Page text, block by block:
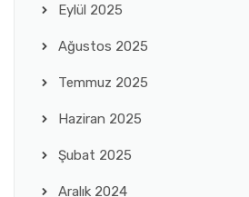
Eylül 2025
Ağustos 2025
Temmuz 2025
Haziran 2025
Şubat 2025
Aralık 2024